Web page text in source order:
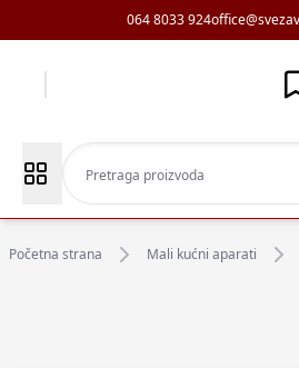
064 8033 924
Početna strana Mali kućni aparati